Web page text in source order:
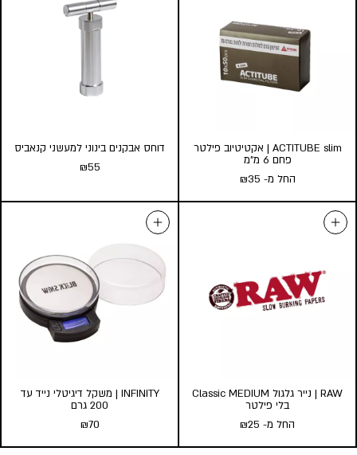
ACTITUBE slim | אקטיטיוב פילטר
פחם 6 מ”מ
החל מ-
₪35
כמות במארז:
דוחס אבקנים בינוני למעשני קנאביס
₪55
דוחס אבקנים בינוני למעשני
₪55
הוספה לסל
RAW | נייר גלגול Classic MEDIUM
בלי פילטר
החל מ-
₪25
INFINITY | משקל דיגיטלי נייד עד
200 גרם
₪70